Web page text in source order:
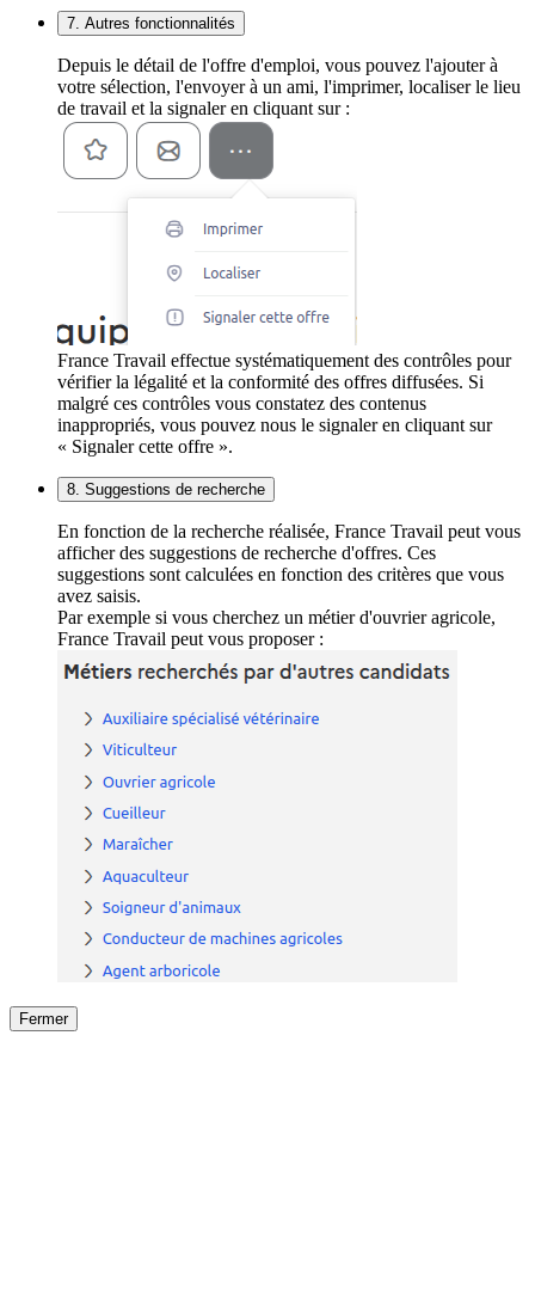
7. Autres fonctionnalités
Depuis le détail de l'offre d'emploi, vous pouvez l'ajouter à
votre sélection, l'envoyer à un ami, l'imprimer, localiser le lieu
de travail et la signaler en cliquant sur :
France Travail effectue systématiquement des contrôles pour
vérifier la légalité et la conformité des offres diffusées. Si
malgré ces contrôles vous constatez des contenus
inappropriés, vous pouvez nous le signaler en cliquant sur
« Signaler cette offre ».
8. Suggestions de recherche
En fonction de la recherche réalisée, France Travail peut vous
afficher des suggestions de recherche d'offres. Ces
suggestions sont calculées en fonction des critères que vous
avez saisis.
Par exemple si vous cherchez un métier d'ouvrier agricole,
France Travail peut vous proposer :
Fermer